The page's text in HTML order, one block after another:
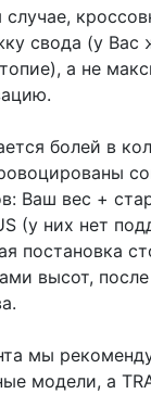
свода (у Вас
а не
болей в
Ваш вес +
(у них нет
постановка
высот,
мы
модели, а